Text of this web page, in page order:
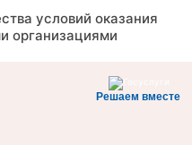
условий оказания
организациями
Решаем вместе